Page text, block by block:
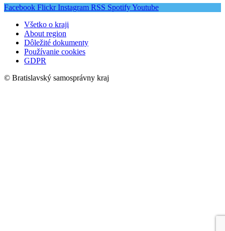
Facebook Flickr Instagram RSS SpotifyYoutube
Všetko o kraji
About region
Dôležité dokumenty
Používanie cookies
GDPR
© Bratislavský samosprávny kraj